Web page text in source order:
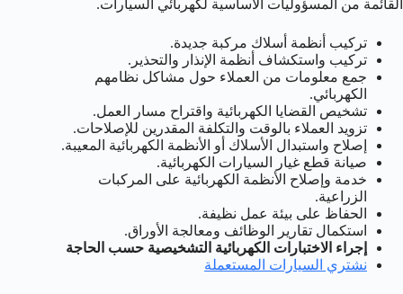
القائمة من المسؤوليات الأساسية لكهربائي السيارات.
تركيب أنظمة أسلاك مركبة جديدة.
تركيب واستكشاف أنظمة الإنذار والتحذير.
جمع معلومات من العملاء حول مشاكل نظامهم
الكهربائي.
تشخيص القضايا الكهربائية واقتراح مسار العمل.
تزويد العملاء بالوقت والتكلفة المقدرين للإصلاحات.
إصلاح واستبدال الأسلاك أو الأنظمة الكهربائية المعيبة.
صيانة قطع غيار السيارات الكهربائية.
خدمة وإصلاح الأنظمة الكهربائية على المركبات
الزراعية.
الحفاظ على بيئة عمل نظيفة.
استكمال تقارير الوظائف ومعالجة الأوراق.
إجراء الاختبارات الكهربائية التشخيصية حسب الحاجة
نشتري السيارات المستعملة